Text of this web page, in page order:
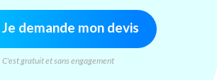
Je demande mon devis
C'est gratuit et sans engagement